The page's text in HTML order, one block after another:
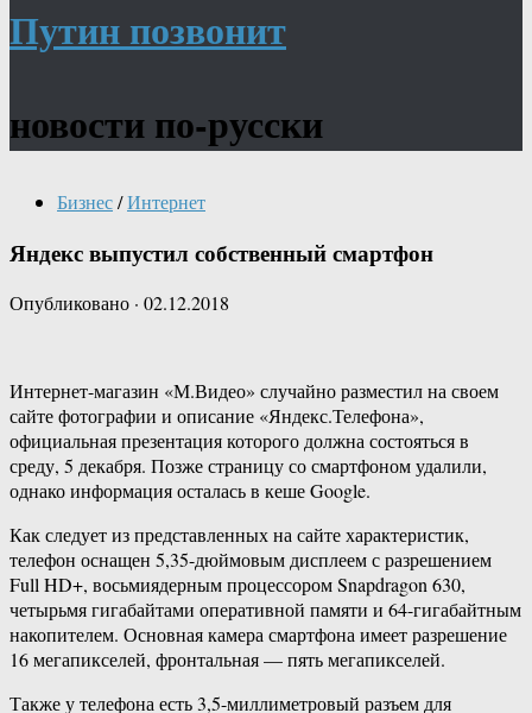
Путин позвонит
новости по-русски
Бизнес/Интернет
Яндекс выпустил собственный смартфон
Опубликовано · 02.12.2018
Интернет-магазин «М.Видео» случайно разместил на своем
сайте фотографии и описание «Яндекс.Телефона»,
официальная презентация которого должна состояться в
среду, 5 декабря. Позже страницу со смартфоном удалили,
однако информация осталась в кеше Google.
Как следует из представленных на сайте характеристик,
телефон оснащен 5,35-дюймовым дисплеем с разрешением
Full HD+, восьмиядерным процессором Snapdragon 630,
четырьмя гигабайтами оперативной памяти и 64-гигабайтным
накопителем. Основная камера смартфона имеет разрешение
16 мегапикселей, фронтальная — пять мегапикселей.
Также у телефона есть 3,5-миллиметровый разъем для